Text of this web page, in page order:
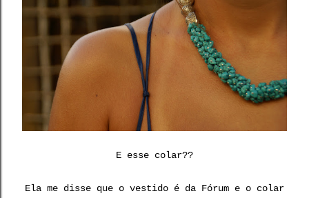
E esse colar??
Ela me disse que o vestido é da Fórum e o colar